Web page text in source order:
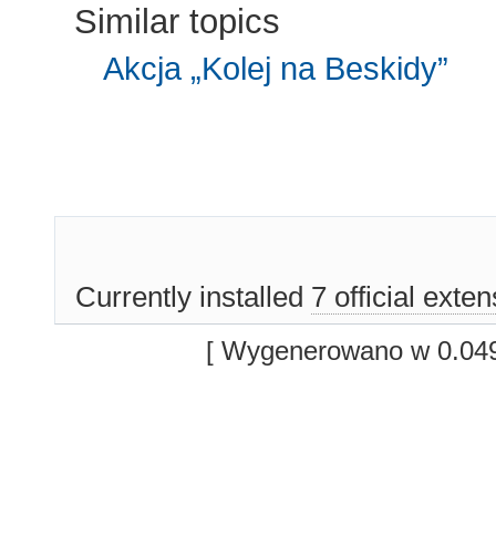
Similar topics
Akcja „Kolej na Beskidy”
Currently installed 7 official
[ Wygenerowano w